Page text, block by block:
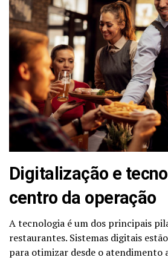
Digitalização e
centro da operação
A tecnologia é um dos principais
restaurantes. Sistemas digitais
para otimizar desde o atendimento